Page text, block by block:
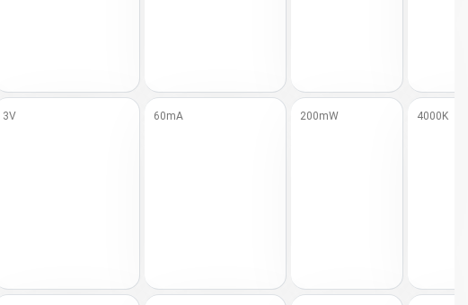
3V 60mA 200mW 4000K